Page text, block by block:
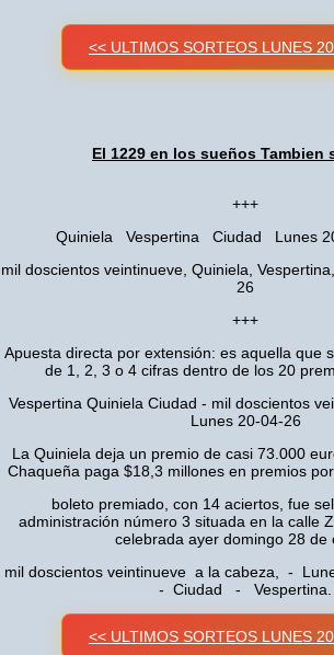
<< ULTIMOS SORTEOS LUNES
El 1229 en los sueños Tambien
+++
Quiniela Vespertina Ciudad Lunes
mil doscientos veintinueve, Quiniela,
26
+++
Apuesta directa por extensión: es aquella que
de 1, 2, 3 o 4 cifras dentro de los 20
Vespertina Quiniela Ciudad - mil doscientos
Lunes 20-04-26
La Quiniela deja un premio de casi 73.000
Chaqueña paga $18,3 millones en premios
boleto premiado, con 14 aciertos, fue
administración número 3 situada en la calle
celebrada ayer domingo 28 de
mil doscientos veintinueve a la cabeza, -
- Ciudad - Vespertina.
<< ULTIMOS SORTEOS LUNES